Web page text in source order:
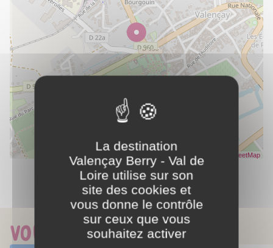
Leaflet | Données © OpenStreetMap - Rendu OpenStreetMap
Partager ce contenu
Vous aimerez aussi...
La destination
Valençay Berry - Val de
Loire utilise sur son
site des cookies et
vous donne le contrôle
sur ceux que vous
souhaitez activer